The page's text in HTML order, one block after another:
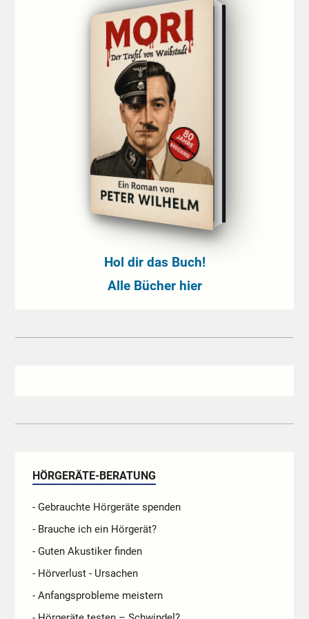
Hol dir das Buch!
Alle Bücher hier
HÖRGERÄTE-BERATUNG
- Gebrauchte Hörgeräte spenden
- Brauche ich ein Hörgerät?
- Guten Akustiker finden
- Hörverlust - Ursachen
- Anfangsprobleme meistern